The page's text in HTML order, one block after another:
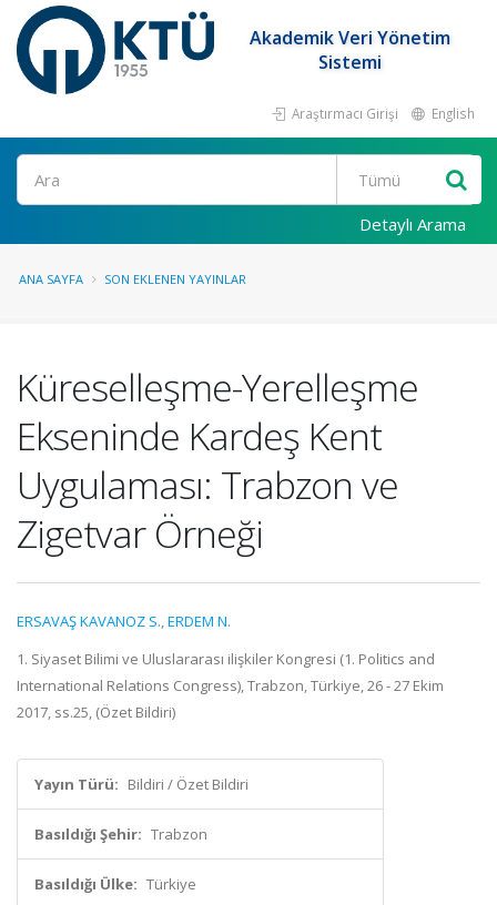
Akademik Veri Yönetim
Sistemi
Araştırmacı Girişi English
Ara
Detaylı Arama
ANA SAYFA SON EKLENEN YAYINLAR
Küreselleşme-Yerelleşme
Ekseninde Kardeş Kent
Uygulaması: Trabzon ve
Zigetvar Örneği
ERSAVAŞ KAVANOZ S.,ERDEM N.
1. Siyaset Bilimi ve Uluslararası ilişkiler Kongresi (1. Politics and
International Relations Congress), Trabzon, Türkiye, 26 - 27 Ekim
2017, ss.25, (Özet Bildiri)
Yayın Türü: Bildiri / Özet Bildiri
Basıldığı Şehir: Trabzon
Basıldığı Ülke: Türkiye